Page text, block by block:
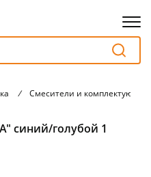
/ Смесители и комплектующие
синий/голубой 1